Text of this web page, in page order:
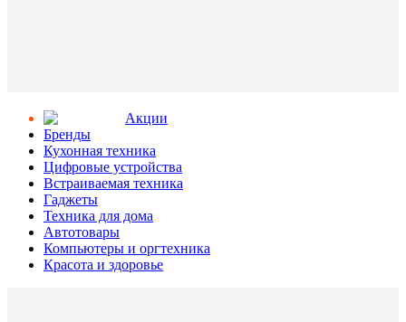
Aкции
Бренды
Кухонная техника
Цифровые устройства
Встраиваемая техника
Гаджеты
Техника для дома
Автотовары
Компьютеры и оргтехника
Красота и здоровье